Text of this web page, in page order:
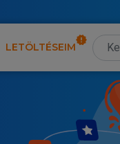
LETÖLTÉSEIM